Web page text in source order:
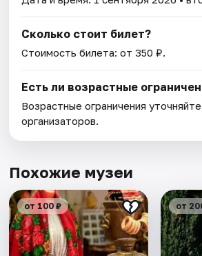
Сколько стоит билет?
Стоимость билета: от 350 ₽.
Есть ли возрастные
Возрастные ограничения
организаторов.
Похожие музеи
от 100 ₽ от